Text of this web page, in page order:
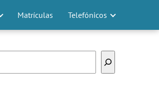
Matrículas Telefónicos